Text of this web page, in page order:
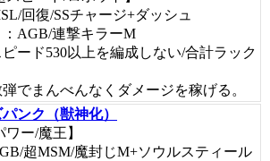
回復/SSチャージ+ダッシュ
：AGB/連撃キラーM
ード530以上を編成しない/合計ラック
でまんべんなくダメージを稼げる。
ンク（獣神化）
ワー/魔王】
超MSM/魔封じM+ソウルスティール